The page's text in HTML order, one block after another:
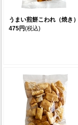
うまい煎餅こわれ（焼き）
475円(税込)